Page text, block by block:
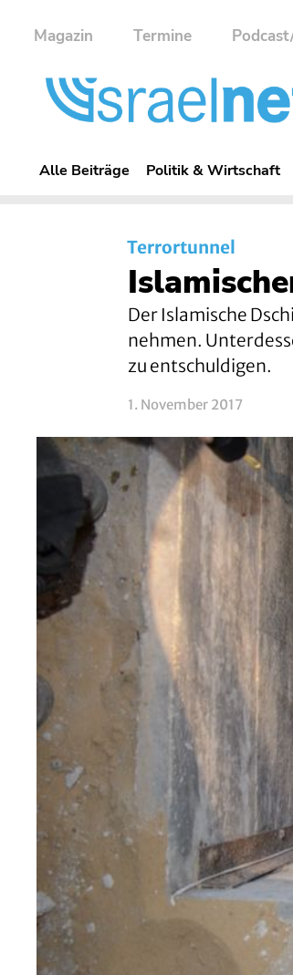
Magazin Termine
Alle Beiträge Politik & Wirtschaft
Terrortunnel
Der Islamische
nehmen.
zu entschuldigen.
1. November 2017